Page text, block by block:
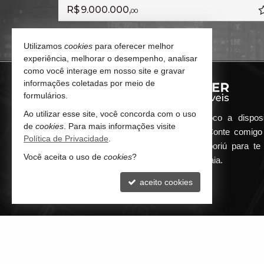
R$ 4.200.000,00
Qualquer dúvida que surgir me coloco a
atender de maneira ágil e eficiente. Conte
minha imobiliária em Balneário Camboriú para
encontrar o seu imóvel ideal aqui na Praia.
Utilizamos cookies para oferecer melhor
experiência, melhorar o desempenho, analisar
como você interage em nosso site e gravar
informações coletadas por meio de
formulários.
Ao utilizar esse site, você concorda com o uso
de cookies . Para mais informações visite
Política de Privacidade
Você aceita o uso de cookies?
aceito cookies